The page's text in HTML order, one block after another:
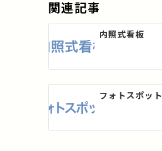
ゲ
ー
ョ
ン
関連記事
内照式看板
フォトスポット